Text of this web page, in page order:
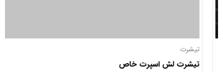
تیشرت
تیشرت لش اسپرت خاص